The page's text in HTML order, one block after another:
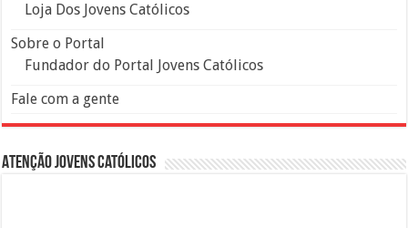
Loja Dos Jovens Católicos
Sobre o Portal
Fundador do Portal Jovens Católicos
Fale com a gente
Atenção Jovens Católicos